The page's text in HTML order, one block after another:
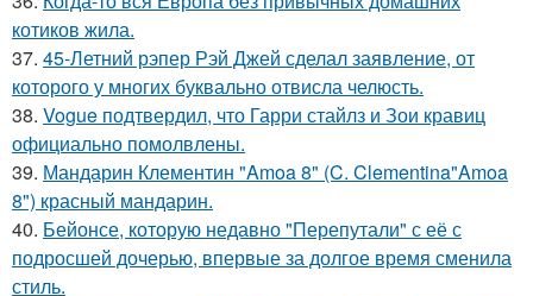
котиков жила.
37. 45-Летний рэпер Рэй Джей сделал заявление, от
которого у многих буквально отвисла челюсть.
38. Vogue подтвердил, что Гарри стайлз и Зои кравиц
официально помолвлены.
39. Мандарин Клементин "Amoa 8" (C. Clementina"Amoa
8") красный мандарин.
40. Бейонсе, которую недавно "Перепутали" с её с
подросшей дочерью, впервые за долгое время сменила
стиль.